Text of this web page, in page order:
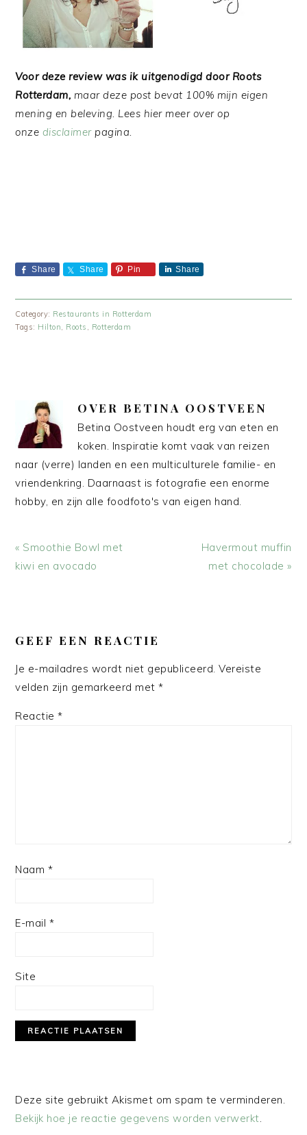
Voor deze review was ik uitgenodigd door Roots
Rotterdam, maar deze post bevat 100% mijn eigen
mening en beleving. Lees hier meer over op
onze disclaimerpagina.
Share Share Pin Share
Category: Restaurants in Rotterdam
Tags: Hilton, Roots , Rotterdam
OVER BETINA OOSTVEEN
Betina Oostveen houdt erg van eten en
koken. Inspiratie komt vaak van reizen
naar (verre) landen en een multiculturele familie- en
vriendenkring. Daarnaast is fotografie een enorme
hobby, en zijn alle foodfoto's van eigen hand.
Vorig
bericht:
« Smoothie Bowl met
kiwi en avocado
Volgend
bericht:
Havermout muffin
met chocolade »
INTERACTIES
GEEF EEN REACTIE
Je e-mailadres wordt niet gepubliceerd. Vereiste
velden zijn gemarkeerd met*
Reactie*
Naam *
E-mail *
Site
Deze site gebruikt Akismet om spam te verminderen.
Bekijk hoe je reactie gegevens worden verwerkt.